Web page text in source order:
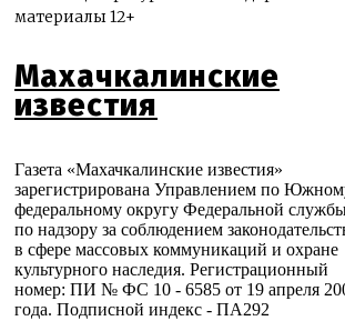
материалы 12+
Махачкалинские
известия
Газета «Махачкалинские известия»
зарегистрирована Управлением по
федеральному округу Федеральной
по надзору за соблюдением
в сфере массовых коммуникаций и охране
культурного наследия. Регистрационный
номер: ПИ № ФС 10 - 6585 от 19 апреля
года. Подписной индекс - ПА292